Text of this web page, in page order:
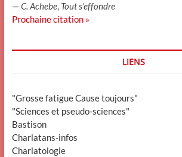
—C. Achebe, Tout s’effondre
Prochaine citation »
LIENS
"Grosse fatigue Cause toujours"
"Sciences et pseudo-sciences"
Bastison
Charlatans-infos
Charlatologie